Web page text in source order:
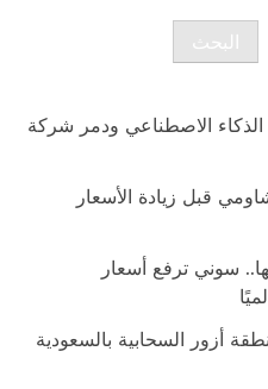
البحث
الذكاء الاصطناعي ودمر شركة
قبل زيادة الأسعار
سوني ترفع أسعار
أزور السحابية بالسعودية